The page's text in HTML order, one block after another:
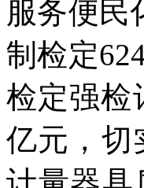
服务便民
制检定
检定强检
亿元，切